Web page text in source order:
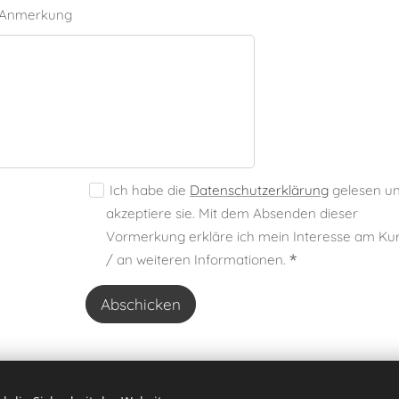
Ich habe die Datenschutzerklärung gelesen
akzeptiere sie. Mit dem Absenden dieser
Vormerkung erkläre ich mein Interesse am
/ an weiteren Informationen.
Abschicken